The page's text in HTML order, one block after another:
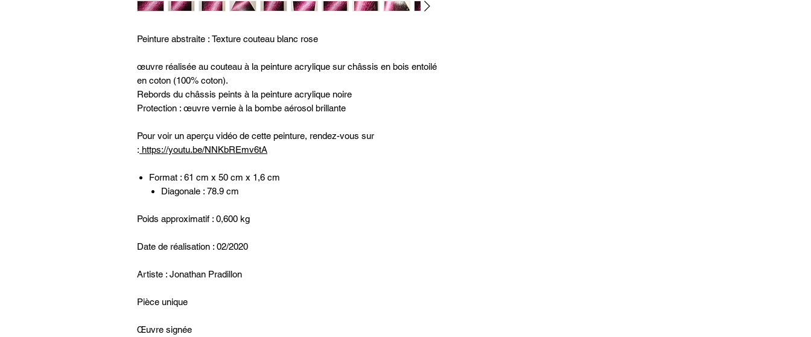
Peinture abstraite : Texture couteau blanc rose
œuvre réalisée au couteau à la peinture acrylique sur châssis en bois entoilé
en coton (100% coton).
Rebords du châssis peints à la peinture acrylique noire
Protection : œuvre vernie à la bombe aérosol brillante
Pour voir un aperçu vidéo de cette peinture, rendez-vous sur
: https://youtu.be/NNKbREmv6tA
Format : 61 cm x 50 cm x 1,6 cm
Diagonale : 78.9 cm
Poids approximatif : 0,600 kg
Date de réalisation : 02/2020
Artiste : Jonathan Pradillon
Pièce unique
Œuvre signée